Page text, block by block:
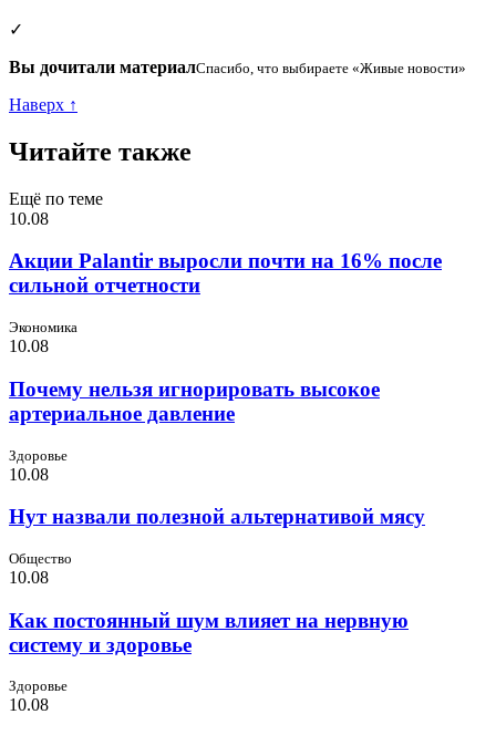
✓
Вы дочитали материалСпасибо, что выбираете «Живые новости»
Наверх ↑
Читайте также
Ещё по теме
10.08
Акции Palantir выросли почти на 16% после
сильной отчетности
Экономика
10.08
Почему нельзя игнорировать высокое
артериальное давление
Здоровье
10.08
Нут назвали полезной альтернативой мясу
Общество
10.08
Как постоянный шум влияет на нервную
систему и здоровье
Здоровье
10.08